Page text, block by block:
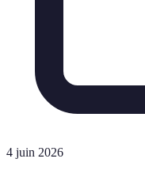
4 juin 2026